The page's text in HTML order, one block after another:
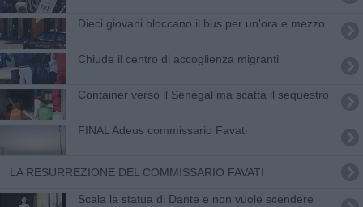
Dieci giovani bloccano il bus per un'ora e mezzo
Chiude il centro di accoglienza migranti
Container verso il Senegal ma scatta il sequestro
FINAL Adeus commissario Favati
​LA RESURREZIONE DEL COMMISSARIO FAVATI
Scala la statua di Dante e non vuole scendere